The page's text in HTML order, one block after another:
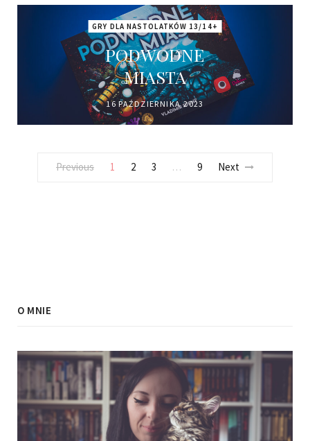
GRY DLA NASTOLATKÓW 13/14+
PODWODNE
MIASTA
16 PAŹDZIERNIKA 2023
Previous 1 2 3 … 9 Next
O MNIE